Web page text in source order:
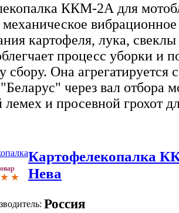
ККМ-2А для
вибрационное
картофеля, лука,
процесс уборки и
сбору. Она агрегатируется
через вал отбора
и просевной грохот
Картофелекопалка
Нева
Россия